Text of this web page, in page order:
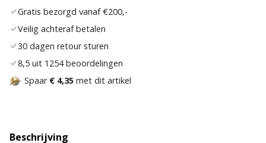
Gratis bezorgd vanaf €200,-
Veilig achteraf betalen
30 dagen retour sturen
8,5 uit 1254 beoordelingen
Spaar € 4,35 met dit artikel
Beschrijving